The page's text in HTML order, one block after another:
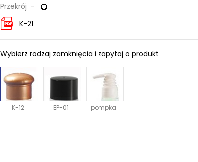
Przekrój -
K-21
Wybierz rodzaj zamknięcia i zapytaj o produkt
K-12 EP-01 pompka